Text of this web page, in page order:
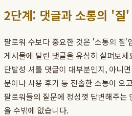
2단계: 댓글과 소통의 '질'
팔로워 수보다 중요한 것은 '소통의 질'
게시물에 달린 댓글을 유심히 살펴보
단발성 셔틀 댓글이 대부분인지, 아니
문이나 사용 후기 등 진솔한 소통이 오
팔로워들의 질문에 정성껏 답변해주는
을 수밖에 없습니다.